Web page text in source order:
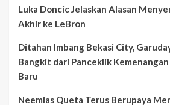
Luka Doncic Jelaskan Alasan
Akhir ke LeBron
Ditahan Imbang Bekasi City,
Bangkit dari Panceklik
Baru
Neemias Queta Terus Berupaya